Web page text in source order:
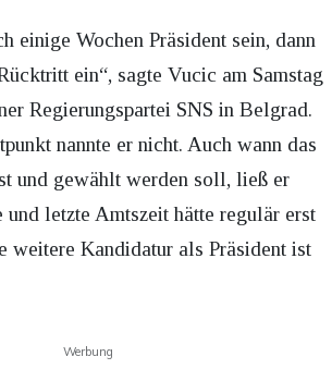
einige Wochen Präsident sein, dann
ein“, sagte Vucic am Samstag
Regierungspartei SNS in Belgrad.
nannte er nicht. Auch wann das
und gewählt werden soll, ließ er
und letzte Amtszeit hätte regulär erst
weitere Kandidatur als Präsident ist
Werbung